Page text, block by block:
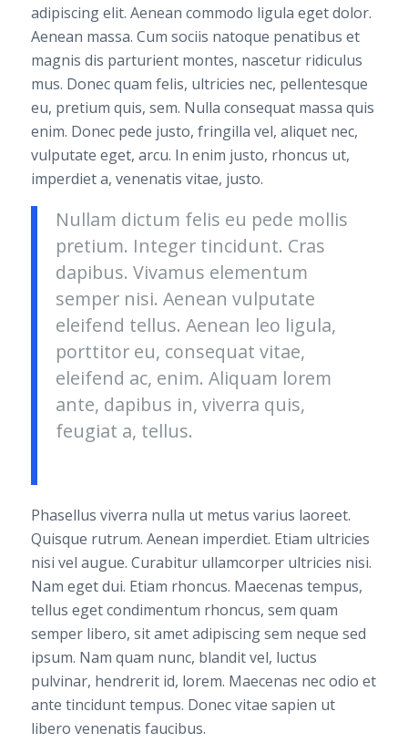
adipiscing elit. Aenean commodo ligula eget dolor.
Aenean massa. Cum sociis natoque penatibus et
magnis dis parturient montes, nascetur ridiculus
mus. Donec quam felis, ultricies nec, pellentesque
eu, pretium quis, sem. Nulla consequat massa quis
enim. Donec pede justo, fringilla vel, aliquet nec,
vulputate eget, arcu. In enim justo, rhoncus ut,
imperdiet a, venenatis vitae, justo.
Nullam dictum felis eu pede mollis
pretium. Integer tincidunt. Cras
dapibus. Vivamus elementum
semper nisi. Aenean vulputate
eleifend tellus. Aenean leo ligula,
porttitor eu, consequat vitae,
eleifend ac, enim. Aliquam lorem
ante, dapibus in, viverra quis,
feugiat a, tellus.
Phasellus viverra nulla ut metus varius laoreet.
Quisque rutrum. Aenean imperdiet. Etiam ultricies
nisi vel augue. Curabitur ullamcorper ultricies nisi.
Nam eget dui. Etiam rhoncus. Maecenas tempus,
tellus eget condimentum rhoncus, sem quam
semper libero, sit amet adipiscing sem neque sed
ipsum. Nam quam nunc, blandit vel, luctus
pulvinar, hendrerit id, lorem. Maecenas nec odio et
ante tincidunt tempus. Donec vitae sapien ut
libero venenatis faucibus.